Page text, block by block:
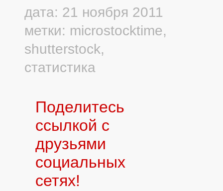
дата: 21 ноября 2011
метки: microstocktime,
shutterstock,
статистика
Поделитесь
ссылкой с
друзьями
социальных
сетях!